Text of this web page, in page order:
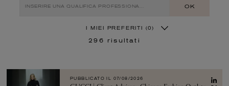
OK
I MIEI PREFERITI (0)
296 risultati
PUBBLICATO IL 07/08/2026